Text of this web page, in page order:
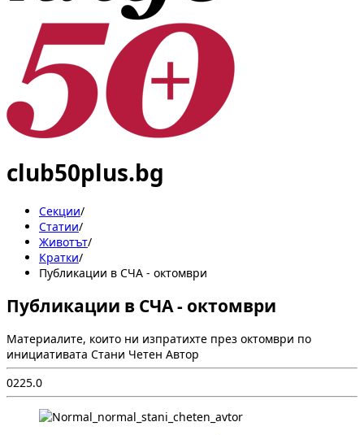
club50plus.bg
Секции/
Статии/
Животът/
Кратки/
Публикации в СЧА - октомври
Публикации в СЧА - октомври
Материалите, които ни изпратихте през октомври по
инициативата Стани Четен Автор
0225.0